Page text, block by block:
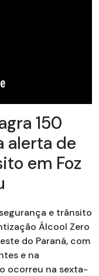
150
alerta de
em Foz
e trânsito
Álcool Zero
do Paraná, com
e na
ocorreu na sexta-